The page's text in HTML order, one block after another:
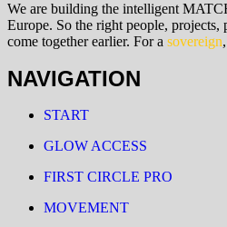
We are building the intelligent
Europe. So the right people, projects,
come together earlier. For a sovereign,
NAVIGATION
START
GLOW ACCESS
FIRST CIRCLE PRO
MOVEMENT